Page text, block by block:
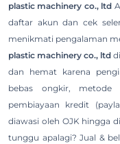
plastic machinery co., ltd
daftar akun dan cek
menikmati pengalaman
plastic machinery co., ltd
dan hemat karena
bebas ongkir, metode
pembiayaan kredit
diawasi oleh OJK hingga
tunggu apalagi? Jual &